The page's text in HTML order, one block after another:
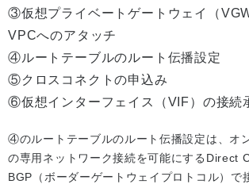
③仮想プライベートゲートウェイ（
VPCへのアタッチ
④ルートテーブルのルート伝播設定
⑤クロスコネクトの申込み
⑥仮想インターフェイス（VIF）の接続
④のルートテーブルのルート伝播設定は、オ
の専用ネットワーク接続を可能にするDirect
BGP（ボーダーゲートウェイプロトコル）で